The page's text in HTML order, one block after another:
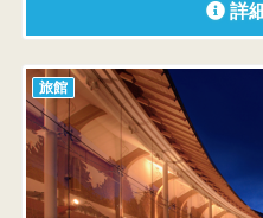
詳
旅館